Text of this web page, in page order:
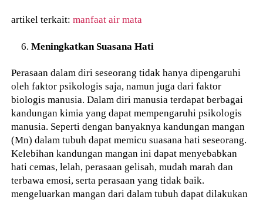
artikel terkait:manfaat air mata
Meningkatkan Suasana Hati
Perasaan dalam diri seseorang tidak hanya dipengaruhi
oleh faktor psikologis saja, namun juga dari faktor
biologis manusia. Dalam diri manusia terdapat berbagai
kandungan kimia yang dapat mempengaruhi psikologis
manusia. Seperti dengan banyaknya kandungan mangan
(Mn) dalam tubuh dapat memicu suasana hati seseorang.
Kelebihan kandungan mangan ini dapat menyebabkan
hati cemas, lelah, perasaan gelisah, mudah marah dan
terbawa emosi, serta perasaan yang tidak baik.
mengeluarkan mangan dari dalam tubuh dapat dilakukan